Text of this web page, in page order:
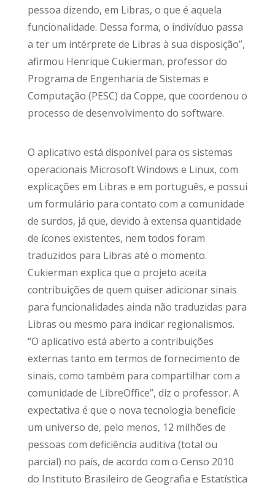
pessoa dizendo, em Libras, o que é aquela
funcionalidade. Dessa forma, o indivíduo passa
a ter um intérprete de Libras à sua disposição”,
afirmou Henrique Cukierman, professor do
Programa de Engenharia de Sistemas e
Computação (PESC) da Coppe, que coordenou o
processo de desenvolvimento do software.
O aplicativo está disponível para os sistemas
operacionais Microsoft Windows e Linux, com
explicações em Libras e em português, e possui
um formulário para contato com a comunidade
de surdos, já que, devido à extensa quantidade
de ícones existentes, nem todos foram
traduzidos para Libras até o momento.
Cukierman explica que o projeto aceita
contribuições de quem quiser adicionar sinais
para funcionalidades ainda não traduzidas para
Libras ou mesmo para indicar regionalismos.
“O aplicativo está aberto a contribuições
externas tanto em termos de fornecimento de
sinais, como também para compartilhar com a
comunidade de LibreOffice”, diz o professor. A
expectativa é que o nova tecnologia beneficie
um universo de, pelo menos, 12 milhões de
pessoas com deficiência auditiva (total ou
parcial) no país, de acordo com o Censo 2010
do Instituto Brasileiro de Geografia e Estatística